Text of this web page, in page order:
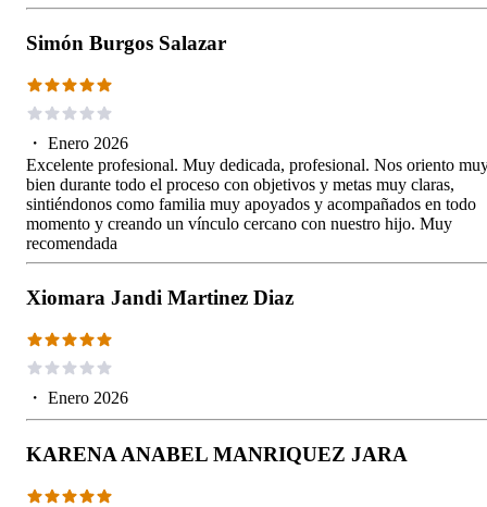
Simón Burgos Salazar
・ Enero 2026
Excelente profesional. Muy dedicada, profesional. Nos oriento
bien durante todo el proceso con objetivos y metas muy claras,
sintiéndonos como familia muy apoyados y acompañados en todo
momento y creando un vínculo cercano con nuestro hijo. Muy
recomendada
Xiomara Jandi Martinez Diaz
・ Enero 2026
KARENA ANABEL MANRIQUEZ JARA